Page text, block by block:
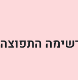
התפוצה